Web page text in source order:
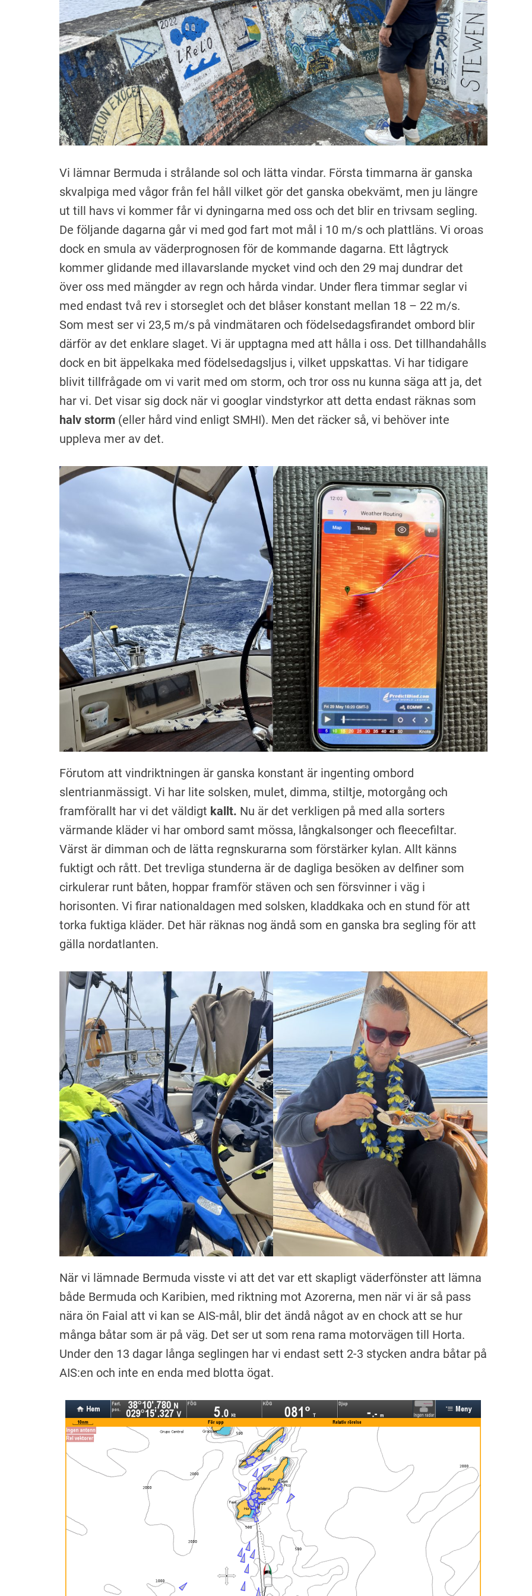
Vi lämnar Bermuda i strålande sol och lätta vindar. Första timmarna är ganska
skvalpiga med vågor från fel håll vilket gör det ganska obekvämt, men ju längre
ut till havs vi kommer får vi dyningarna med oss och det blir en trivsam segling.
De följande dagarna går vi med god fart mot mål i 10 m/s och plattläns. Vi oroas
dock en smula av väderprognosen för de kommande dagarna. Ett lågtryck
kommer glidande med illavarslande mycket vind och den 29 maj dundrar det
över oss med mängder av regn och hårda vindar. Under flera timmar seglar vi
med endast två rev i storseglet och det blåser konstant mellan 18 – 22 m/s.
Som mest ser vi 23,5 m/s på vindmätaren och födelsedagsfirandet ombord blir
därför av det enklare slaget. Vi är upptagna med att hålla i oss. Det tillhandahålls
dock en bit äppelkaka med födelsedagsljus i, vilket uppskattas. Vi har tidigare
blivit tillfrågade om vi varit med om storm, och tror oss nu kunna säga att ja, det
har vi. Det visar sig dock när vi googlar vindstyrkor att detta endast räknas som
halv storm (eller hård vind enligt SMHI). Men det räcker så, vi behöver inte
uppleva mer av det.
Förutom att vindriktningen är ganska konstant är ingenting ombord
slentrianmässigt. Vi har lite solsken, mulet, dimma, stiltje, motorgång och
framförallt har vi det väldigt kallt. Nu är det verkligen på med alla sorters
värmande kläder vi har ombord samt mössa, långkalsonger och fleecefiltar.
Värst är dimman och de lätta regnskurarna som förstärker kylan. Allt känns
fuktigt och rått. Det trevliga stunderna är de dagliga besöken av delfiner som
cirkulerar runt båten, hoppar framför stäven och sen försvinner i väg i
horisonten. Vi firar nationaldagen med solsken, kladdkaka och en stund för att
torka fuktiga kläder. Det här räknas nog ändå som en ganska bra segling för att
gälla nordatlanten.
När vi lämnade Bermuda visste vi att det var ett skapligt väderfönster att lämna
både Bermuda och Karibien, med riktning mot Azorerna, men när vi är så pass
nära ön Faial att vi kan se AIS-mål, blir det ändå något av en chock att se hur
många båtar som är på väg. Det ser ut som rena rama motorvägen till Horta.
Under den 13 dagar långa seglingen har vi endast sett 2-3 stycken andra båtar på
AIS:en och inte en enda med blotta ögat.